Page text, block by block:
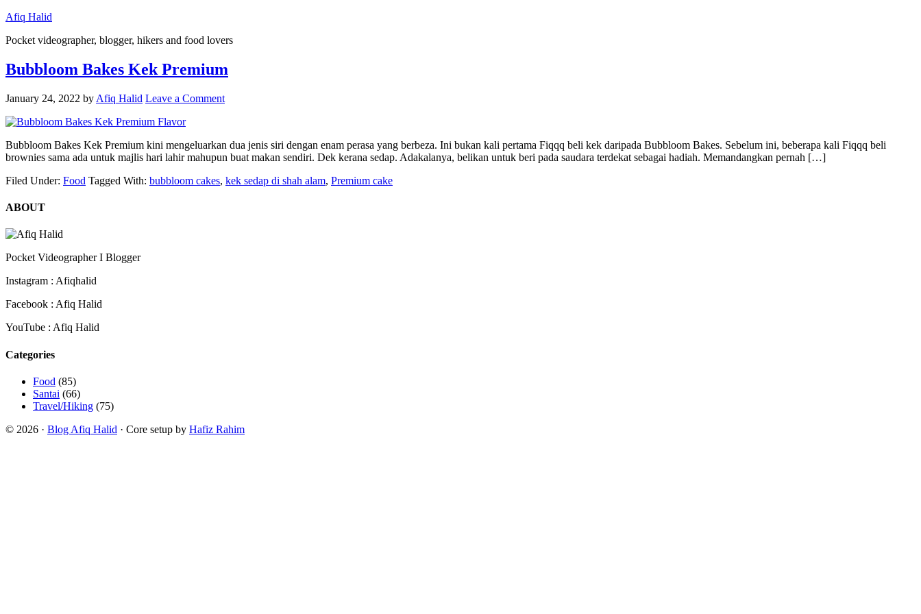
Afiq Halid
Pocket videographer, blogger, hikers and food lovers
Bubbloom Bakes Kek Premium
January 24, 2022 by Afiq Halid Leave a Comment
Bubbloom Bakes Kek Premium kini mengeluarkan dua jenis siri dengan enam perasa yang berbeza. Ini bukan kali pertama Fiqqq beli kek daripada Bubbloom Bakes. Sebelum ini, beberapa kali Fiqqq beli
brownies sama ada untuk majlis hari lahir mahupun buat makan sendiri. Dek kerana sedap. Adakalanya, belikan untuk beri pada saudara terdekat sebagai hadiah. Memandangkan pernah […]
Filed Under: Food Tagged With: bubbloom cakes, kek sedap di shah alam, Premium cake
ABOUT
Pocket Videographer I Blogger
Instagram : Afiqhalid
Facebook : Afiq Halid
YouTube : Afiq Halid
Categories
Food (85)
Santai (66)
Travel/Hiking (75)
© 2026 · Blog Afiq Halid · Core setup by Hafiz Rahim